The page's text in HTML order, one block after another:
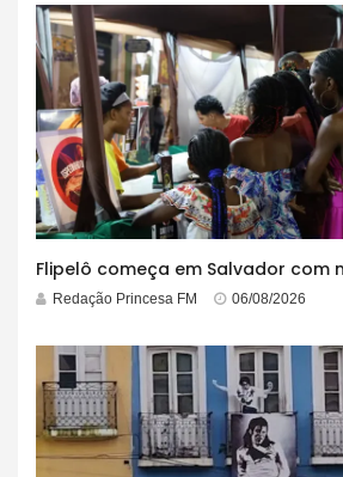
Redação Princesa FM 06/08/2026